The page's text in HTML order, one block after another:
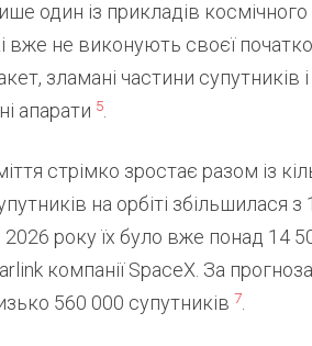
один із прикладів
вже не виконують своєї
зламані частини супутників і
апарати 5.
стрімко зростає разом із
на орбіті збільшилася
року їх було вже понад 14
компанії SpaceX. За
560 000 супутників 7.